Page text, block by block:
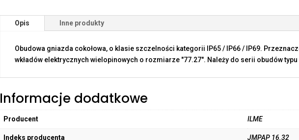
Opis Inne produkty
Obudowa gniazda cokołowa, o klasie szczelności kategorii IP65 / IP66 / IP69.
wkładów elektrycznych wielopinowych o rozmiarze "77.27". Należy do serii obudów
Informacje dodatkowe
Producent ILME
Indeks producenta JMPAP 16.32